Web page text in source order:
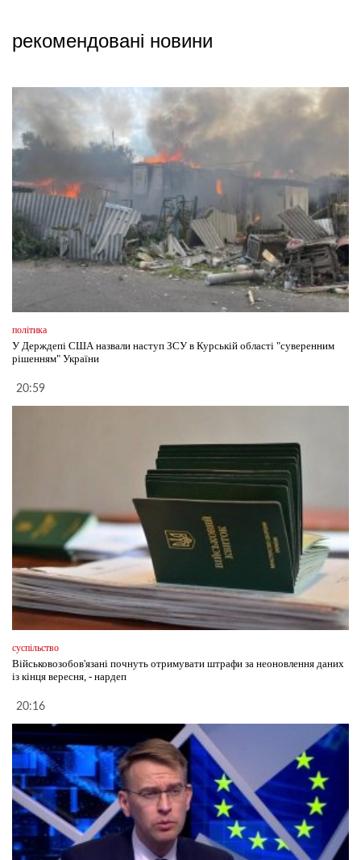
рекомендовані новини
політика
У Держдепі США назвали наступ ЗСУ в Курській області "суверенним
рішенням" України
20:59
суспільство
Військовозобов'язані почнуть отримувати штрафи за неоновлення даних
із кінця вересня, - нардеп
20:16